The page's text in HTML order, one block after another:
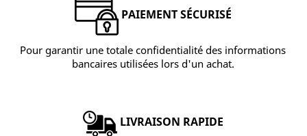
PAIEMENT SÉCURISÉ
Pour garantir une totale confidentialité des informations
bancaires utilisées lors d'un achat.
LIVRAISON RAPIDE